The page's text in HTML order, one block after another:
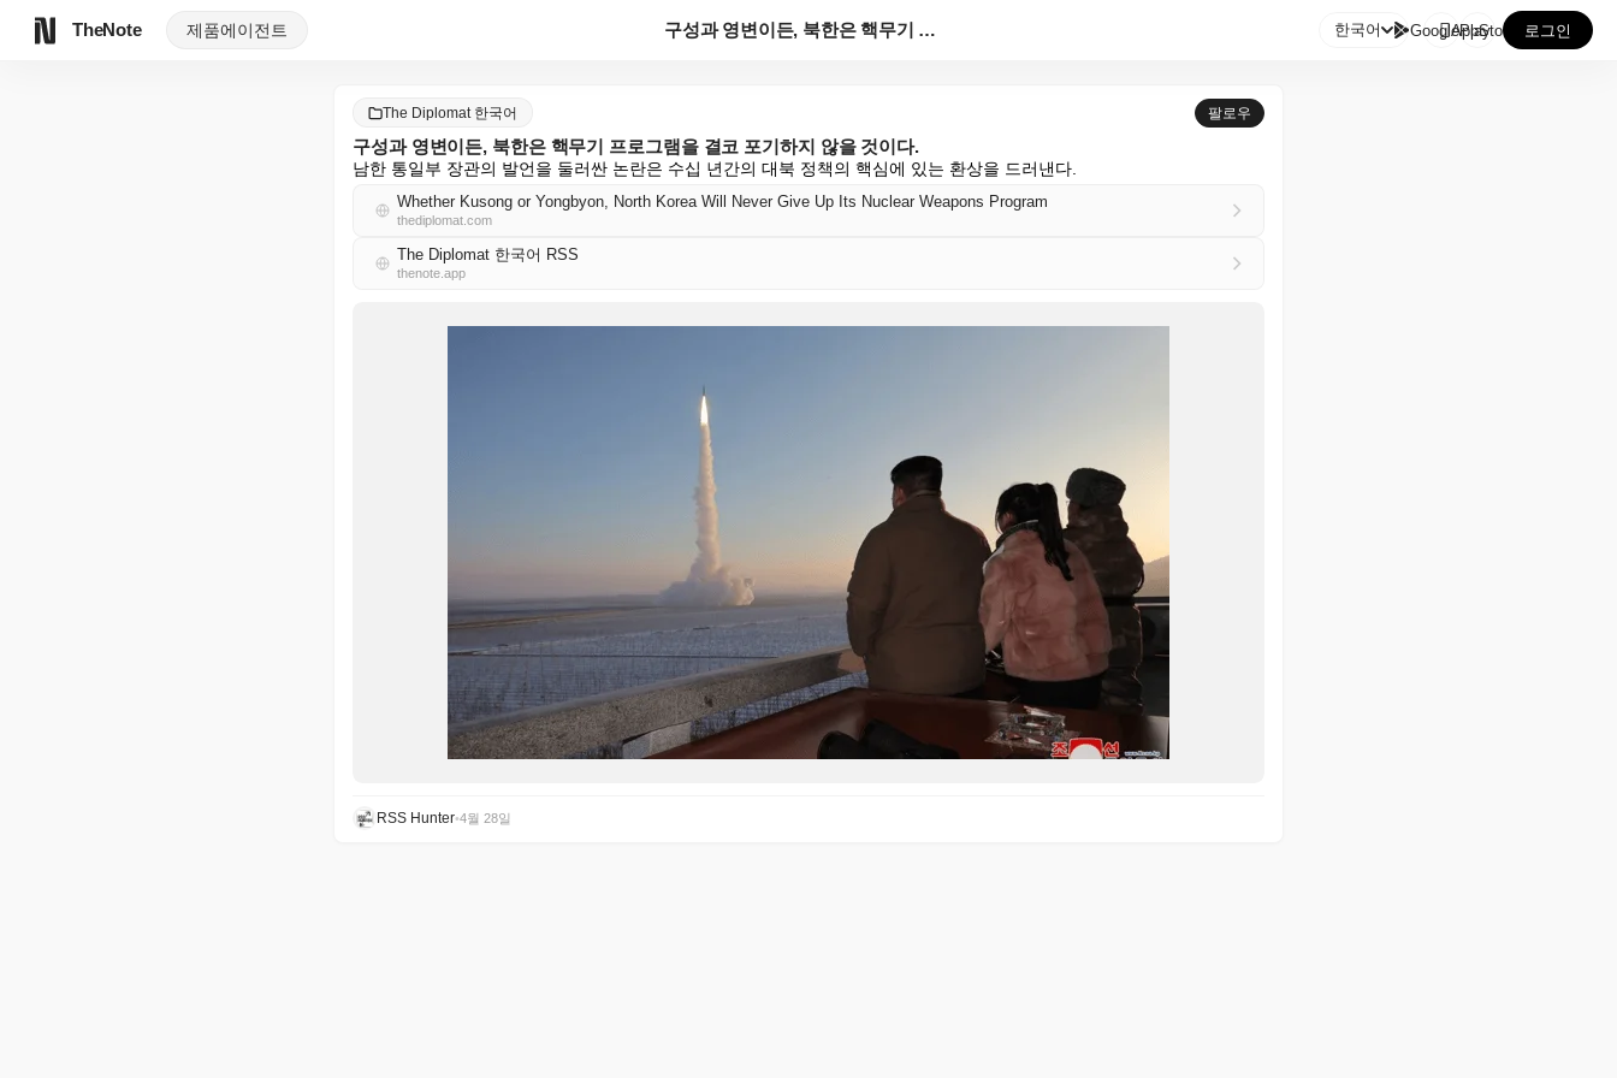
TheNote 제품에이전트 구성과 영변이든, 북한은 핵무기 프로그램을 결코 포기하... 한국어 GooglePlay
AppStore 로그인
The Diplomat 한국어 팔로우
구성과 영변이든, 북한은 핵무기 프로그램을 결코 포기하지 않을 것이다.
남한 통일부 장관의 발언을 둘러싼 논란은 수십 년간의 대북 정책의 핵심에 있는 환상을 드러낸다.
Whether Kusong or Yongbyon, North Korea Will Never Give Up Its Nuclear Weapons Program
thediplomat.com
The Diplomat 한국어 RSS
thenote.app
RSS Hunter•4월 28일